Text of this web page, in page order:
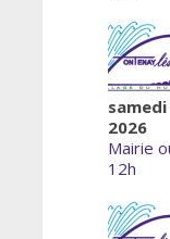
2026
Mairie
12h